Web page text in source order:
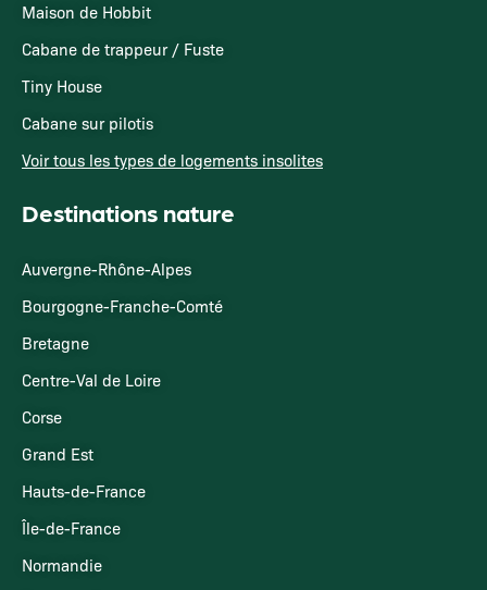
Maison de Hobbit
Cabane de trappeur / Fuste
Tiny House
Cabane sur pilotis
Voir tous les types de logements insolites
Destinations nature
Auvergne-Rhône-Alpes
Bourgogne-Franche-Comté
Bretagne
Centre-Val de Loire
Corse
Grand Est
Hauts-de-France
Île-de-France
Normandie